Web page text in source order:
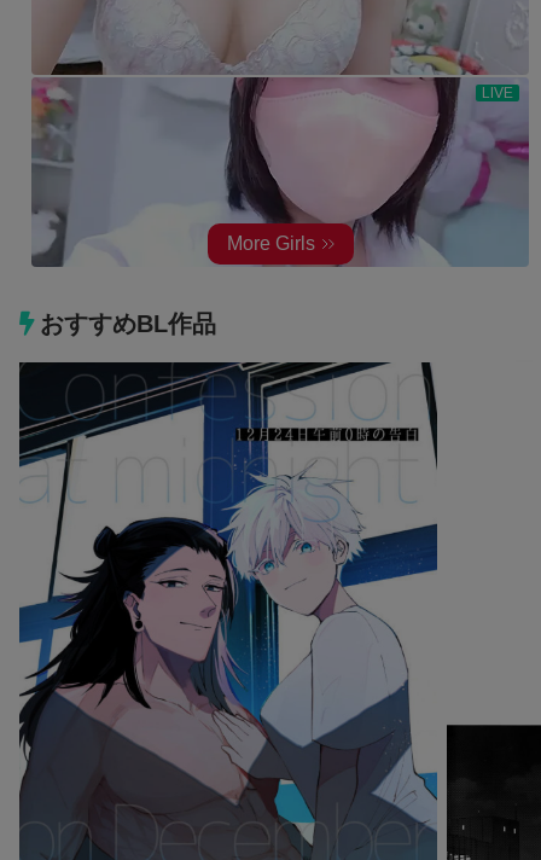
おすすめBL作品